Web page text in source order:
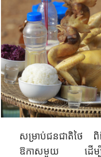
សម្រាប់​ជនជាតិ​ថៃ​
ឱកាស​មួយ​ ដើម្បី​ប